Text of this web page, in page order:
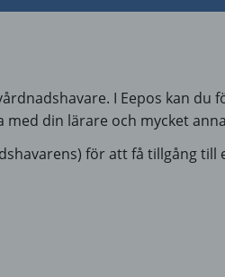
I Eepos kan du
din lärare och mycket
för att få tillgång till